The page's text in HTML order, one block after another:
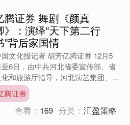
腾证券 舞剧《颜真
》：演绎“天下第二行
”背后家国情
文化报记者 胡芳亿腾证券 12月5
至6日，由中共河北省委宣传部、省
和旅游厅指导，河北演艺集团、河
歌舞剧院演艺有限公司、北京舞蹈
联合出品的舞剧《....
腾证券
查看： 169 分类：汇盈策略